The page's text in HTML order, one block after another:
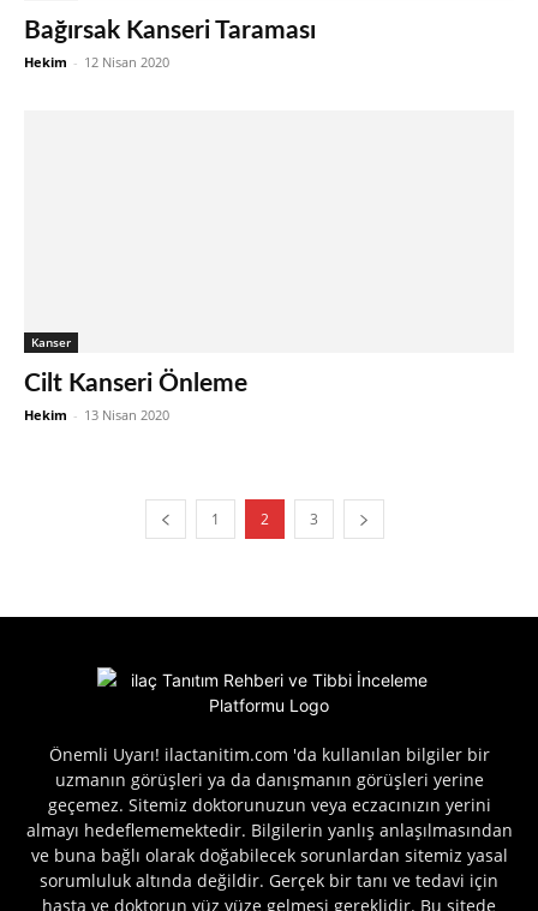
Bağırsak Kanseri Taraması
Hekim - 12 Nisan 2020
Kanser
Cilt Kanseri Önleme
Hekim - 13 Nisan 2020
1 2 3
Önemli Uyarı! ilactanitim.com 'da kullanılan bilgiler bir
uzmanın görüşleri ya da danışmanın görüşleri yerine
geçemez. Sitemiz doktorunuzun veya eczacınızın yerini
almayı hedeflememektedir. Bilgilerin yanlış anlaşılmasından
ve buna bağlı olarak doğabilecek sorunlardan sitemiz yasal
sorumluluk altında değildir. Gerçek bir tanı ve tedavi için
hasta ve doktorun yüz yüze gelmesi gereklidir. Bu sitede